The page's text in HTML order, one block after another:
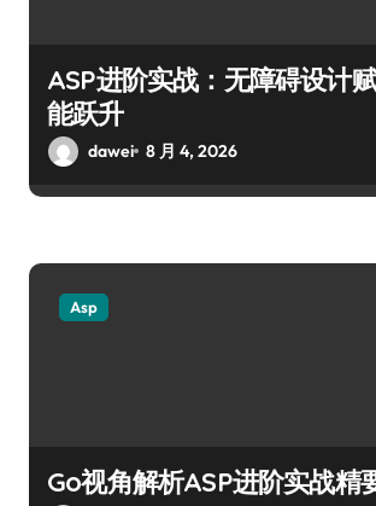
ASP进阶实战：无障碍设计
能跃升
dawei 8 月 4, 2026
Asp
Go视角解析ASP进阶实战精